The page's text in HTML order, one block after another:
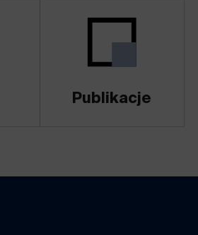
Publikacje